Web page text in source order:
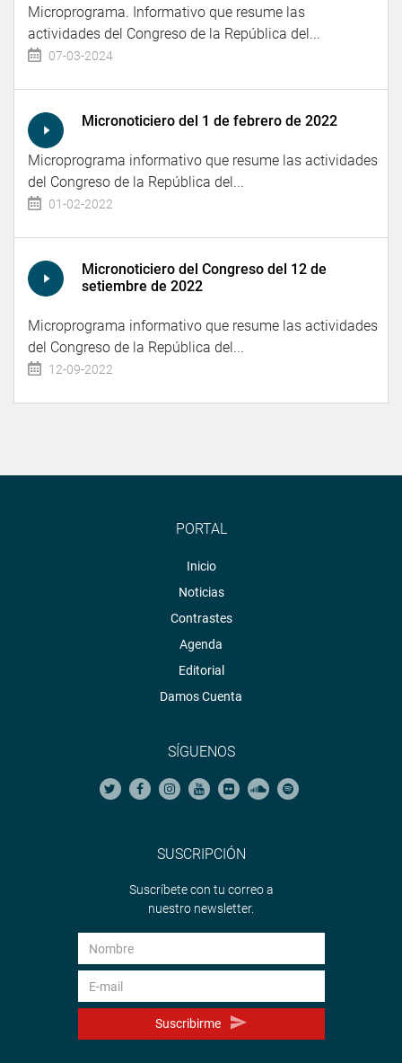
Microprograma. Informativo que resume las
actividades del Congreso de la República del...
07-03-2024
Micronoticiero del 1 de febrero de 2022
Microprograma informativo que resume las actividades
del Congreso de la República del...
01-02-2022
Micronoticiero del Congreso del 12 de
setiembre de 2022
Microprograma informativo que resume las actividades
del Congreso de la República del...
12-09-2022
PORTAL
Inicio
Noticias
Contrastes
Agenda
Editorial
Damos Cuenta
SÍGUENOS
SUSCRIPCIÓN
Suscríbete con tu correo a
nuestro newsletter.
Suscribirme